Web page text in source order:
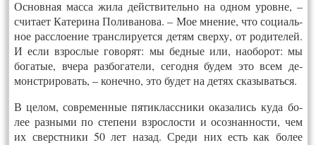
Ос­новная мас­са жи­ла дей­стви­тель­но на од­ном уров­не, –
счи­та­ет Ка­тери­на По­лива­нова. – Мое мне­ние, что со­ци­аль­
ное расс­ло­ение транс­ли­ру­ет­ся де­тям свер­ху, от ро­дите­лей.
И ес­ли взрос­лые го­ворят: мы бед­ные или, на­обо­рот: мы
бо­гатые, вче­ра раз­бо­гате­ли, се­год­ня бу­дем это всем де­
монс­три­ровать, – ко­неч­но, это бу­дет на де­тях ска­зывать­ся.
В це­лом, сов­ре­мен­ные пя­тик­ласс­ни­ки ока­зались ку­да бо­
лее раз­ны­ми по сте­пени взрос­лости и осоз­наннос­ти, чем
их сверс­тни­ки 50 лет на­зад. Сре­ди них есть как бо­лее